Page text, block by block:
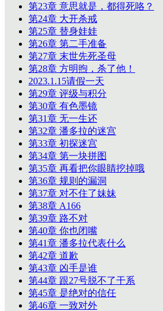
第23章 意思就是，都得死咯？
第24章 大开杀戒
第25章 替身娃娃
第26章 第二手准备
第27章 末世先死圣母
第28章 方明煦，杀了他！
2023.1.15请假一天
第29章 评级与积分
第30章 有色墨镜
第31章 无一生还
第32章 潘多拉的迷宫
第33章 初探迷宫
第34章 第一块拼图
第35章 再看把你眼睛挖掉哦
第36章 规则的漏洞
第37章 对不住了妹妹
第38章 A166
第39章 路不对
第40章 你也闭嘴
第41章 潘多拉代表什么
第42章 道歉
第43章 凶手是谁
第44章 跟27号脱不了干系
第45章 是绝对的信任
第46章 一致对外